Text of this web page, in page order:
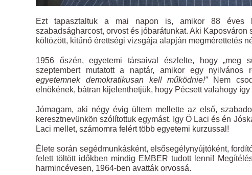
Ezt tapasztaltuk a mai napon is, amikor 88 éves
szabadságharcost, orvost és jóbarátunkat. Aki
költözött, kitűnő érettségi vizsgája alapján megmérettetés
1956 őszén, egyetemi társaival észlelte, hogy „meg
szeptembert mutatott a naptár, amikor egy nyilvános
egyetemnek demokratikusan kell működnie!”Nem
elnökének, bátran kijelenthetjük, hogy Pécsett valahogy
Jómagam, aki négy évig ültem mellette az első,
keresztnevünkön szólítottuk egymást. Igy Ö Laci és én
Laci mellet, számomra felért több egyetemi kurzussal!
Élete során segédmunkásként, elsősegélynyújtóként,
felett töltött időkben mindig EMBER tudott lenni!
harmincévesen, 1964-ben avatták orvossá.